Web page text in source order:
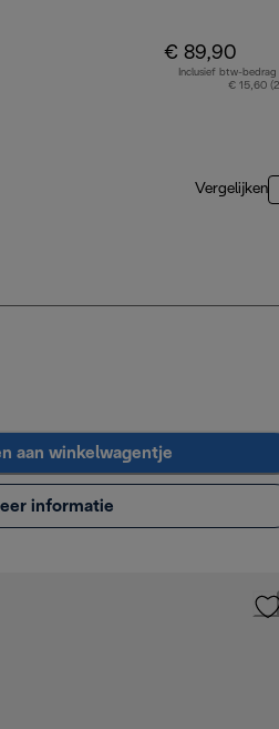
€ 89,90
Inclusief btw-bedrag
€ 15,60
Vergelijken
aan winkelwagentje
informatie